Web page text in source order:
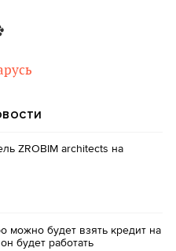
ZROBIM architects на
можно будет взять кредит на
будет работать